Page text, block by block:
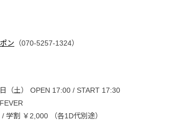
ン （070-5257-1324）
（土） OPEN 17:00 / START 17:30
学割 ￥2,000 （各1D代別途）